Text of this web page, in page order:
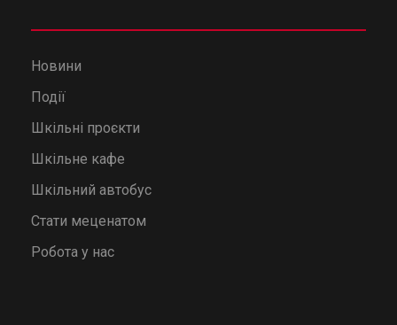
Новини
Події
Шкільні проєкти
Шкільне кафе
Шкільний автобус
Стати меценатом
Робота у нас